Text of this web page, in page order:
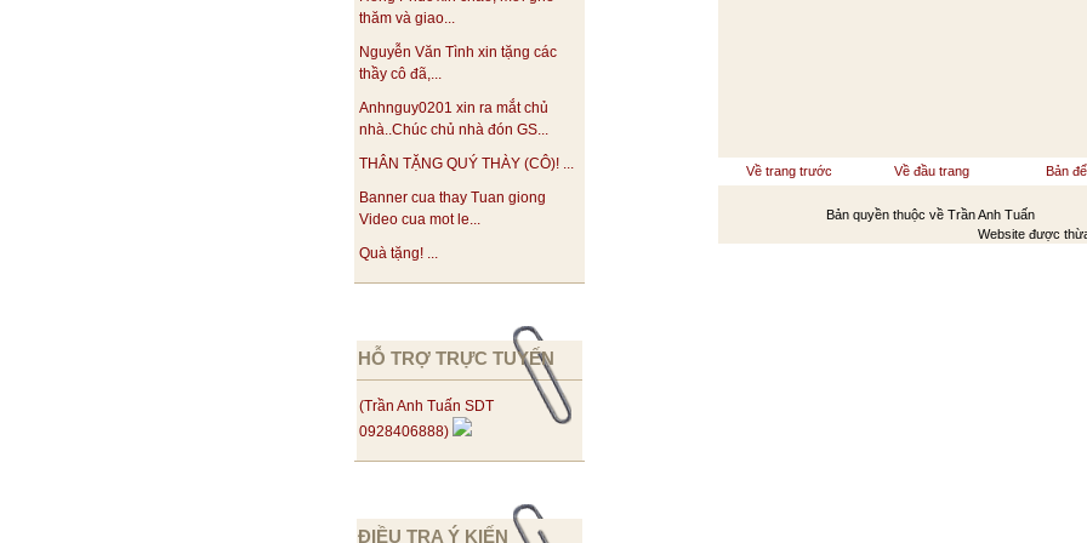
thăm và giao...
Nguyễn Văn Tình xin tặng các
thầy cô đã,...
Anhnguy0201 xin ra mắt chủ
nhà..Chúc chủ nhà đón GS...
THÂN TẶNG QUÝ THÀY (CÔ)! ...
Banner cua thay Tuan giong
Video cua mot le...
Quà tặng! ...
HỖ TRỢ TRỰC TUYẾN
(Trần Anh Tuấn SDT
0928406888)
ĐIỀU TRA Ý KIẾN
Về trang trước Về đầu trang Bản
Bản quyền thuộc về Trần Anh Tuấn
Website được thừa kế từ